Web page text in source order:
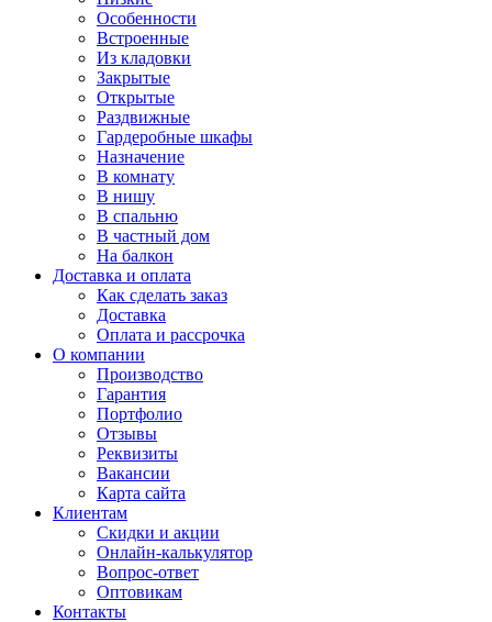
Особенности
Встроенные
Из кладовки
Закрытые
Открытые
Раздвижные
Гардеробные шкафы
Назначение
В комнату
В нишу
В спальню
В частный дом
На балкон
Доставка и оплата
Как сделать заказ
Доставка
Оплата и рассрочка
О компании
Производство
Гарантия
Портфолио
Отзывы
Реквизиты
Вакансии
Карта сайта
Клиентам
Скидки и акции
Онлайн-калькулятор
Вопрос-ответ
Оптовикам
Контакты